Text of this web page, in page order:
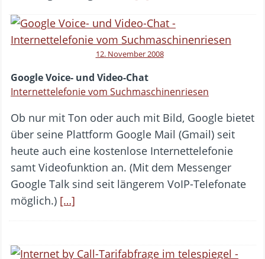
12. November 2008
Google Voice- und Video-Chat
Internettelefonie vom Suchmaschinenriesen
Ob nur mit Ton oder auch mit Bild, Google bietet
über seine Plattform Google Mail (Gmail) seit
heute auch eine kostenlose Internettelefonie
samt Videofunktion an. (Mit dem Messenger
Google Talk sind seit längerem VoIP-Telefonate
möglich.) […]